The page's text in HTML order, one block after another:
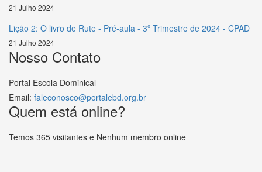
21 Julho 2024
Lição 2: O livro de Rute - Pré-aula - 3º Trimestre de 2024 - CPAD
21 Julho 2024
Nosso Contato
Portal Escola Dominical
Email: faleconosco@portalebd.org.br
Quem está online?
Temos 365 visitantes e Nenhum membro online